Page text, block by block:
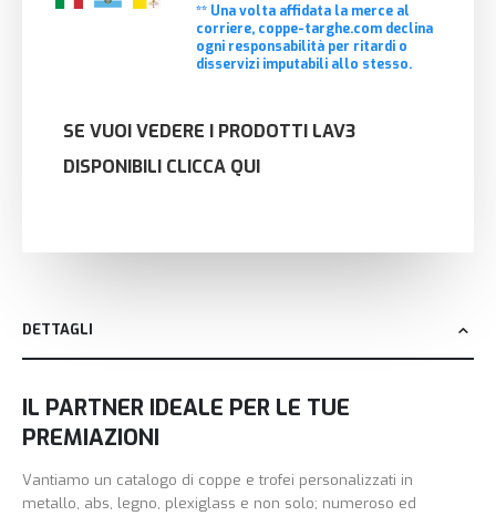
** Una volta affidata la merce al
corriere, coppe-targhe.com declina
ogni responsabilità per ritardi o
disservizi imputabili allo stesso.
SE VUOI VEDERE I PRODOTTI LAV3
DISPONIBILI CLICCA QUI
DETTAGLI
IL PARTNER IDEALE PER LE TUE
PREMIAZIONI
Vantiamo un catalogo di coppe e trofei personalizzati in
metallo, abs, legno, plexiglass e non solo; numeroso ed